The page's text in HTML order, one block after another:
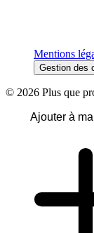
Mentions
Gestion des
© 2026 Plus que
Ajouter à